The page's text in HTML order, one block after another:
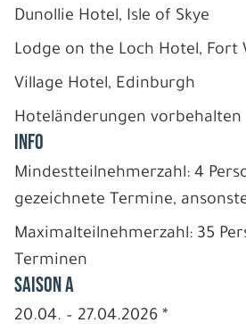
Dunollie Hotel, Isle of Skye
Lodge on the Loch Hotel, Fort
Village Hotel, Edinburgh
Hoteländerungen vorbehalten
INFO
Mindestteilnehmerzahl: 4
gezeichnete Termine,
Maximalteilnehmerzahl: 35
Terminen
Saison A
20.04. – 27.04.2026 *